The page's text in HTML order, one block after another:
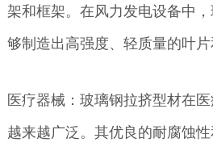
架和框架。在风力发电设备中
够制造出高强度、轻质量的叶片
医疗器械：玻璃钢拉挤型材在
越来越广泛。其优良的耐腐蚀